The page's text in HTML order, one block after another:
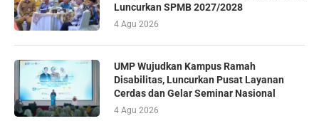
Luncurkan SPMB 2027/2028
4 Agu 2026
UMP Wujudkan Kampus Ramah
Disabilitas, Luncurkan Pusat Layanan
Cerdas dan Gelar Seminar Nasional
4 Agu 2026